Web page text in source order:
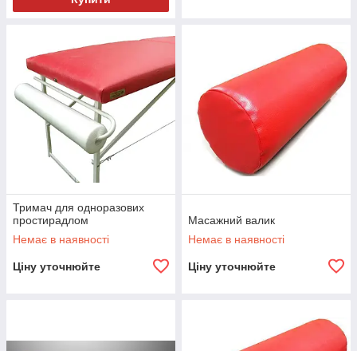
Тримач для одноразових
простирадлом
Немає в наявності
Ціну уточнюйте
Масажний валик
Немає в наявності
Ціну уточнюйте